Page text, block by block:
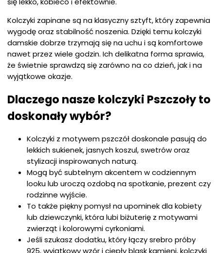
Kolczyki zapinane są na klasyczny sztyft, który zapewnia
wygodę oraz stabilność noszenia. Dzięki temu kolczyki
damskie dobrze trzymają się na uchu i są komfortowe
nawet przez wiele godzin. Ich delikatna forma sprawia,
że świetnie sprawdzą się zarówno na co dzień, jak i na
wyjątkowe okazje.
Dlaczego nasze kolczyki Pszczoły to
doskonały wybór?
Kolczyki z motywem pszczół doskonale pasują do
lekkich sukienek, jasnych koszul, swetrów oraz
stylizacji inspirowanych naturą.
Mogą być subtelnym akcentem w codziennym
looku lub uroczą ozdobą na spotkanie, prezent czy
rodzinne wyjście.
To także piękny pomysł na upominek dla kobiety
lub dziewczynki, która lubi biżuterię z motywami
zwierząt i kolorowymi cyrkoniami.
Jeśli szukasz dodatku, który łączy srebro próby